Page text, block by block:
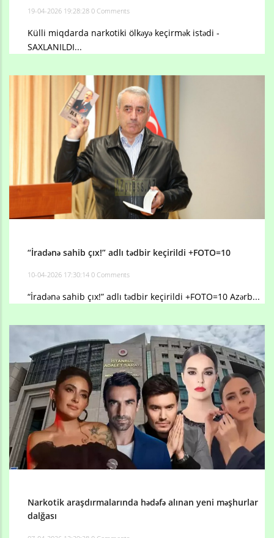
19-04-2026 19:28:28 0 Comments
Külli miqdarda narkotiki ölkəyə keçirmək istədi -
SAXLANILDI...
“İradənə sahib çıx!” adlı tədbir keçirildi +FOTO=10
10-04-2026 17:30:14 0 Comments
“İradənə sahib çıx!” adlı tədbir keçirildi +FOTO=10 Azərb...
Narkotik araşdırmalarında hədəfə alınan yeni məşhurlar
dalğası